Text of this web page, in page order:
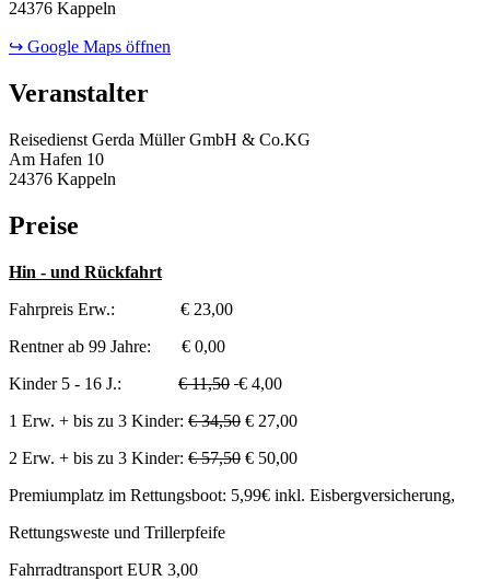
24376 Kappeln
↪ Google Maps öffnen
Veranstalter
Reisedienst Gerda Müller GmbH & Co.KG
Am Hafen 10
24376 Kappeln
Preise
Hin - und Rückfahrt
Fahrpreis Erw.: € 23,00
Rentner ab 99 Jahre: € 0,00
Kinder 5 - 16 J.: € 11,50 € 4,00
1 Erw. + bis zu 3 Kinder: € 34,50 € 27,00
2 Erw. + bis zu 3 Kinder: € 57,50 € 50,00
Premiumplatz im Rettungsboot: 5,99€ inkl. Eisbergversicherung,
Rettungsweste und Trillerpfeife
Fahrradtransport EUR 3,00